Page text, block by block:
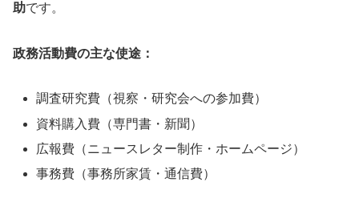
助です。
政務活動費の主な使途：
調査研究費（視察・研究会への参加費）
資料購入費（専門書・新聞）
広報費（ニュースレター制作・ホームページ）
事務費（事務所家賃・通信費）